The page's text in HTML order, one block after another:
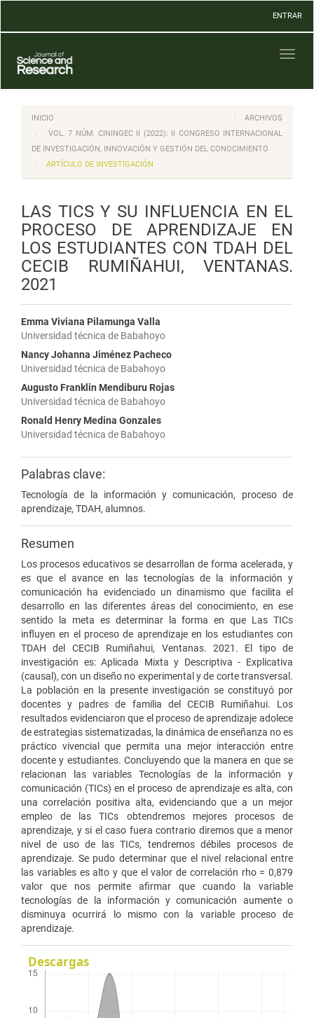
Contenido
Barra
lateral
ENTRAR
INICIO
ARCHIVOS
VOL. 7 NÚM. CININGEC II (2022): II CONGRESO INTERNACIONAL
DE INVESTIGACIÓN, INNOVACIÓN Y GESTIÓN DEL CONOCIMIENTO
ARTÍCULO DE INVESTIGACIÓN
LAS TICS Y SU INFLUENCIA EN EL
PROCESO DE APRENDIZAJE EN
LOS ESTUDIANTES CON TDAH DEL
CECIB RUMIÑAHUI, VENTANAS.
2021
Emma Viviana Pilamunga Valla
Universidad técnica de Babahoyo
Nancy Johanna Jiménez Pacheco
Universidad técnica de Babahoyo
Augusto Franklin Mendiburu Rojas
Universidad técnica de Babahoyo
Ronald Henry Medina Gonzales
Universidad técnica de Babahoyo
Palabras clave:
Tecnología de la información y comunicación, proceso de
aprendizaje, TDAH, alumnos.
Resumen
Los procesos educativos se desarrollan de forma acelerada, y
es que el avance en las tecnologías de la información y
comunicación ha evidenciado un dinamismo que facilita el
desarrollo en las diferentes áreas del conocimiento, en ese
sentido la meta es determinar la forma en que Las TICs
influyen en el proceso de aprendizaje en los estudiantes con
TDAH del CECIB Rumiñahui, Ventanas. 2021. El tipo de
investigación es: Aplicada Mixta y Descriptiva - Explicativa
(causal), con un diseño no experimental y de corte transversal.
La población en la presente investigación se constituyó por
docentes y padres de familia del CECIB Rumiñahui. Los
resultados evidenciaron que el proceso de aprendizaje adolece
de estrategias sistematizadas, la dinámica de enseñanza no es
práctico vivencial que permita una mejor interacción entre
docente y estudiantes. Concluyendo que la manera en que se
relacionan las variables Tecnologías de la información y
comunicación (TICs) en el proceso de aprendizaje es alta, con
una correlación positiva alta, evidenciando que a un mejor
empleo de las TICs obtendremos mejores procesos de
aprendizaje, y si el caso fuera contrario diremos que a menor
nivel de uso de las TICs, tendremos débiles procesos de
aprendizaje. Se pudo determinar que el nivel relacional entre
las variables es alto y que el valor de correlación rho = 0,879
valor que nos permite afirmar que cuando la variable
tecnologías de la información y comunicación aumente o
disminuya ocurrirá lo mismo con la variable proceso de
aprendizaje.
Descargas